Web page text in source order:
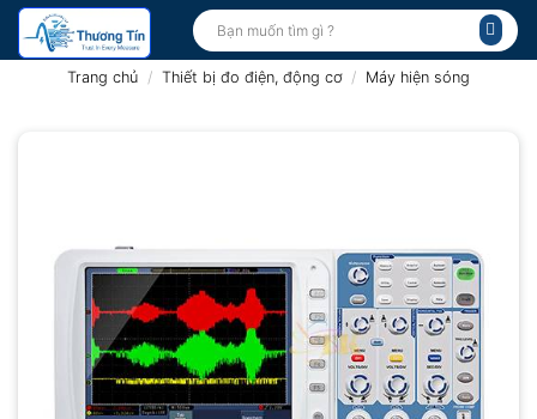
Bỏ
qua
Tìm
kiếm:
Trang chủ / Thiết bị đo điện, động cơ / Máy hiện sóng